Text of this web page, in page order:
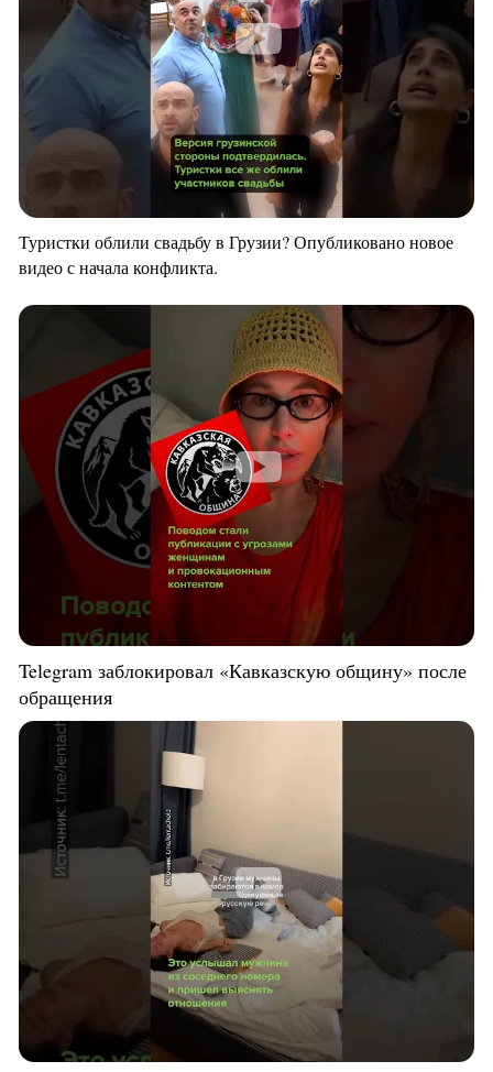
Туристки облили свадьбу в Грузии? Опубликовано новое
видео с начала конфликта.
Telegram заблокировал «Кавказскую общину» после
обращения